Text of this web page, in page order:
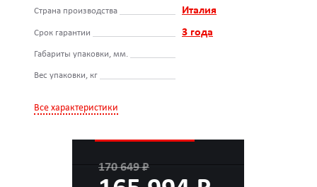
Страна производства Италия
Срок гарантии 3 года
Габариты упаковки, мм.
Вес упаковки, кг
Все характеристики
170 649 ₽